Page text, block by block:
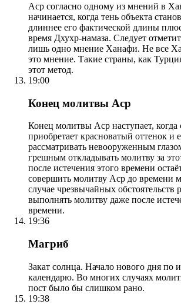
Аср согласно одному из мнений в
начинается, когда тень объекта
длиннее его фактической длины
время Дхухр-намаза. Следует
лишь одно мнение Ханафи. Не все
это мнение. Такие страны, как
этот метод.
19:00
Конец молитвы Аср
Конец молитвы Аср наступает, когда
приобретает красноватый оттенок и
рассматривать невооруженным
грешным откладывать молитву за
после истечения этого времени
совершить молитву Аср до времени
случае чрезвычайных обстоятельств
выполнять молитву даже после
времени.
19:36
Магриб
Закат солнца. Начало нового дня по
календарю. Во многих случаях
пост было бы слишком рано.
19:38